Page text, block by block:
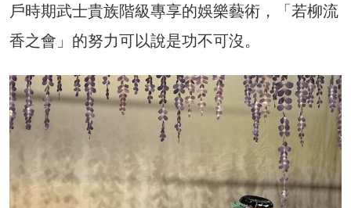
戶時期武士貴族階級專享的娛樂藝術，「若柳流
香之會」的努力可以說是功不可沒。